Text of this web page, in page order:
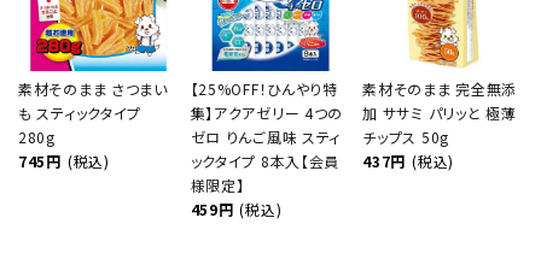
素材そのまま さつまい
も スティックタイプ
280g
745円 (税込)
【25%OFF！ひんやり特
集】アクアゼリー 4つの
ゼロ りんご風味 スティ
ックタイプ 8本入【会員
様限定】
459円 (税込)
素材そのまま 完全無添
加 ササミ パリッと 極薄
チップス 50g
437円 (税込)